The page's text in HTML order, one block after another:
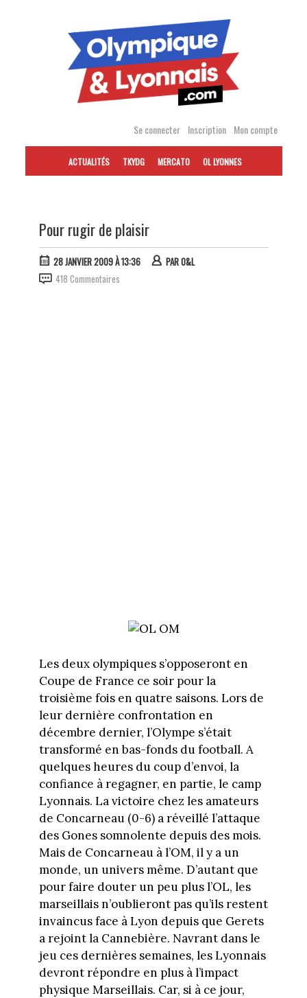
Se connecter Inscription Mon compte
ACTUALITÉS TKYDG MERCATO OL LYONNES
Pour rugir de plaisir
28 JANVIER 2009 À 13:36 PARO&L
418 Commentaires
Les deux olympiques s’opposeront en
Coupe de France ce soir pour la
troisième fois en quatre saisons. Lors de
leur dernière confrontation en
décembre dernier, l’Olympe s’était
transformé en bas-fonds du football. A
quelques heures du coup d’envoi, la
confiance à regagner, en partie, le camp
Lyonnais. La victoire chez les amateurs
de Concarneau (0-6) a réveillé l’attaque
des Gones somnolente depuis des mois.
Mais de Concarneau à l’OM, il y a un
monde, un univers même. D’autant que
pour faire douter un peu plus l’OL, les
marseillais n’oublieront pas qu’ils restent
invaincus face à Lyon depuis que Gerets
a rejoint la Cannebière. Navrant dans le
jeu ces dernières semaines, les Lyonnais
devront répondre en plus à l’impact
physique Marseillais. Car, si à ce jour,